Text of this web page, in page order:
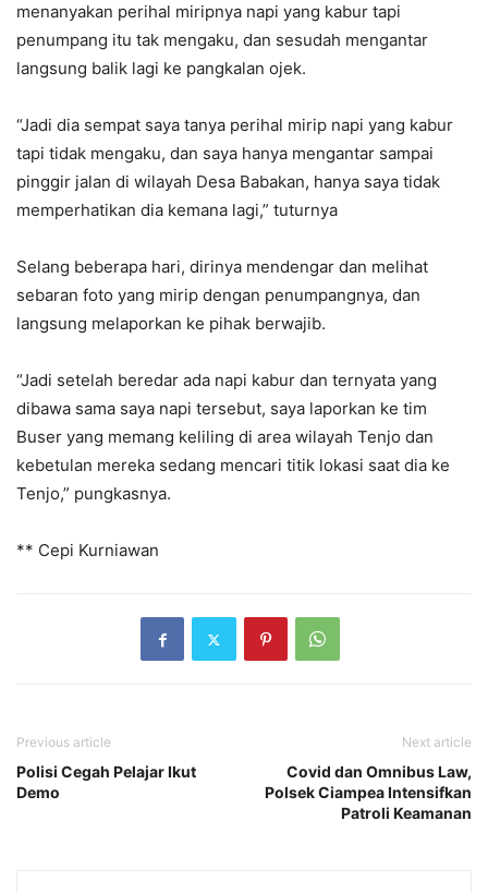
menanyakan perihal miripnya napi yang kabur tapi
penumpang itu tak mengaku, dan sesudah mengantar
langsung balik lagi ke pangkalan ojek.
“Jadi dia sempat saya tanya perihal mirip napi yang kabur
tapi tidak mengaku, dan saya hanya mengantar sampai
pinggir jalan di wilayah Desa Babakan, hanya saya tidak
memperhatikan dia kemana lagi,” tuturnya
Selang beberapa hari, dirinya mendengar dan melihat
sebaran foto yang mirip dengan penumpangnya, dan
langsung melaporkan ke pihak berwajib.
“Jadi setelah beredar ada napi kabur dan ternyata yang
dibawa sama saya napi tersebut, saya laporkan ke tim
Buser yang memang keliling di area wilayah Tenjo dan
kebetulan mereka sedang mencari titik lokasi saat dia ke
Tenjo,” pungkasnya.
** Cepi Kurniawan
Previous article
Polisi Cegah Pelajar Ikut
Demo
Next article
Covid dan Omnibus Law,
Polsek Ciampea Intensifkan
Patroli Keamanan